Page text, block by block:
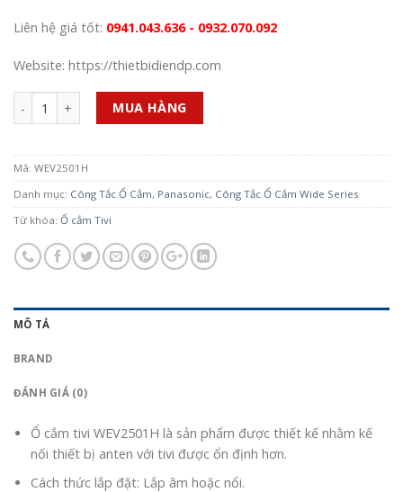
Liên hệ giá tốt: 0941.043.636 - 0932.070.092
Website: https://thietbidiendp.com
Số lượng MUA HÀNG
Mã: WEV2501H
Danh mục: Công Tắc Ổ Cắm, Panasonic, Công Tắc Ổ Cắm Wide Series
Từ khóa: Ổ cắm Tivi
MÔ TẢ
BRAND
ĐÁNH GIÁ (0)
Ổ cắm tivi WEV2501H là sản phẩm được thiết kế nhằm kế
nối thiết bị anten với tivi được ổn định hơn.
Cách thức lắp đặt: Lắp âm hoặc nổi.